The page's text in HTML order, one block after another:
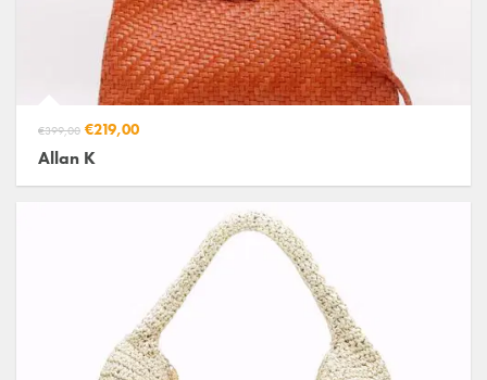
€399,00 €219,00
Allan K